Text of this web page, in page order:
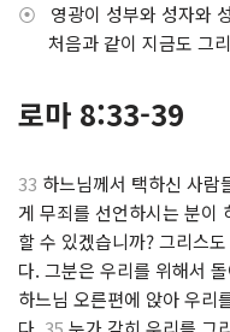
⦿ 영광이 성부와 성자와
처음과 같이 지금도 그
로마 8:33-39
33 하느님께서 택하신 사람
게 무죄를 선언하시는 분이
할 수 있겠습니까? 그리스
다. 그분은 우리를 위해서
하느님 오른편에 앉아 우리